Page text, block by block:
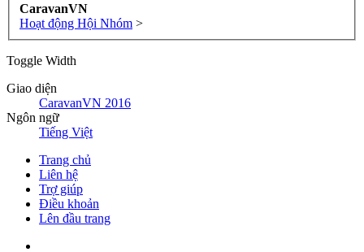
CaravanVN
Hoạt động Hội Nhóm >
Toggle Width
Giao diện
CaravanVN 2016
Ngôn ngữ
Tiếng Việt
Trang chủ
Liên hệ
Trợ giúp
Điều khoản
Lên đầu trang